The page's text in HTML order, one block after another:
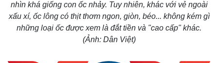
nhìn khá giống con ốc nhảy. Tuy nhiên, khác với vẻ ngoài
xấu xí, ốc lông có thịt thơm ngon, giòn, béo... không kém gì
những loại ốc được xem là đắt tiền và "cao cấp" khác.
(Ảnh: Dân Việt)